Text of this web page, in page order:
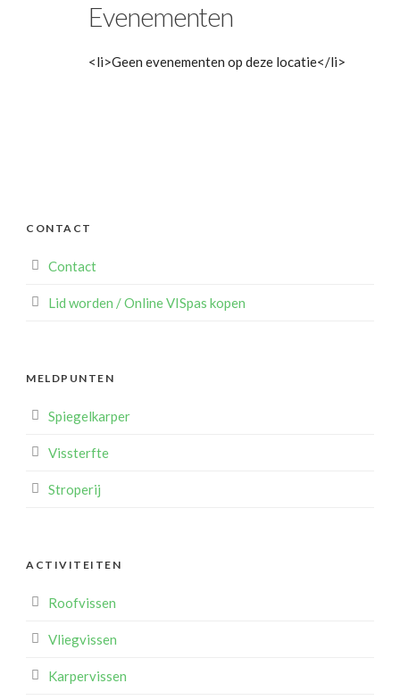
Evenementen
<li>Geen evenementen op deze locatie</li>
CONTACT
Contact
Lid worden / Online VISpas kopen
MELDPUNTEN
Spiegelkarper
Vissterfte
Stroperij
ACTIVITEITEN
Roofvissen
Vliegvissen
Karpervissen